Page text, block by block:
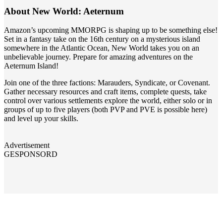
About New World: Aeternum
Amazon’s upcoming MMORPG is shaping up to be something else!
Set in a fantasy take on the 16th century on a mysterious island
somewhere in the Atlantic Ocean, New World takes you on an
unbelievable journey. Prepare for amazing adventures on the
Aeternum Island!
Join one of the three factions: Marauders, Syndicate, or Covenant.
Gather necessary resources and craft items, complete quests, take
control over various settlements explore the world, either solo or in
groups of up to five players (both PVP and PVE is possible here)
and level up your skills.
Advertisement
GESPONSORD